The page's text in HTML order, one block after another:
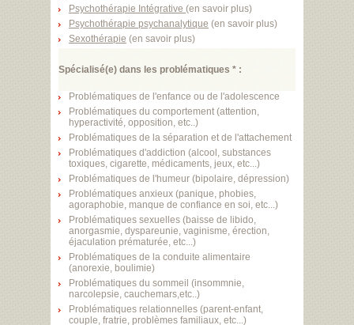
Psychothérapie Intégrative (en savoir plus)
Psychothérapie psychanalytique (en savoir plus)
Sexothérapie (en savoir plus)
Spécialisé(e) dans les problématiques * :
Problématiques de l'enfance ou de l'adolescence
Problématiques du comportement (attention,
hyperactivité, opposition, etc..)
Problématiques de la séparation et de l'attachement
Problématiques d'addiction (alcool, substances
toxiques, cigarette, médicaments, jeux, etc...)
Problématiques de l'humeur (bipolaire, dépression)
Problématiques anxieux (panique, phobies,
agoraphobie, manque de confiance en soi, etc...)
Problématiques sexuelles (baisse de libido,
anorgasmie, dyspareunie, vaginisme, érection,
éjaculation prématurée, etc...)
Problématiques de la conduite alimentaire
(anorexie, boulimie)
Problématiques du sommeil (insommnie,
narcolepsie, cauchemars,etc..)
Problématiques relationnelles (parent-enfant,
couple, fratrie, problèmes familiaux, etc...)